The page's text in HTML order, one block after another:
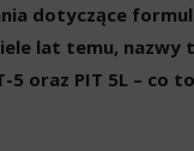
dotyczące
lat temu, nazwy
oraz PIT 5L – co